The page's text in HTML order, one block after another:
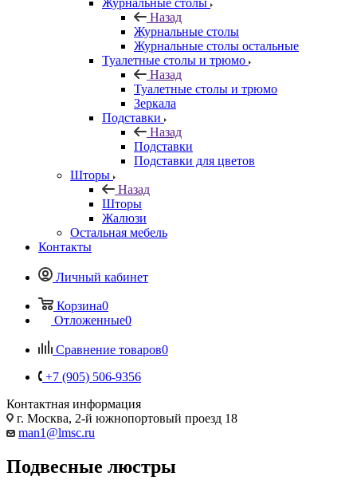
Журнальные столы
Назад
Журнальные столы
Журнальные столы остальные
Туалетные столы и трюмо
Назад
Туалетные столы и трюмо
Зеркала
Подставки
Назад
Подставки
Подставки для цветов
Шторы
Назад
Шторы
Жалюзи
Остальная мебель
Контакты
Личный кабинет
Корзина0
Отложенные0
Сравнение товаров0
+7 (905) 506-9356
Контактная информация
г. Москва, 2-й южнопортовый проезд 18
man1@lmsc.ru
Подвесные люстры